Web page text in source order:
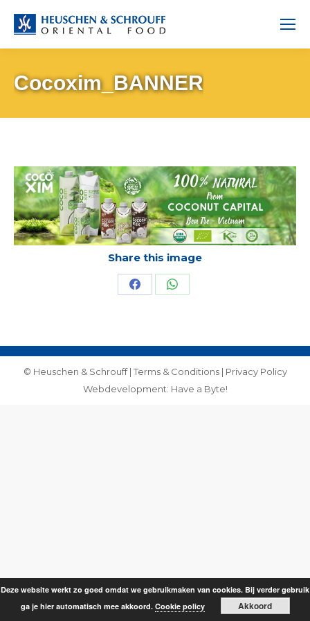
Cocoxim_BANNER
Share this image
Share Share
© Heuschen & Schrouff | Terms & Conditions| Privacy Policy
Webdevelopment: Have a Byte!
Deze website werkt zo goed omdat we gebruikmaken van cookies. Bij verder gebruik
ga je hier automatisch mee akkoord. Cookie policy Akkoord